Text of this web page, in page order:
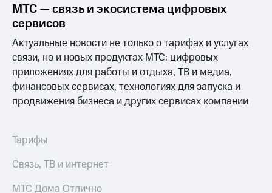
МТС — связь и экосистема цифровых
сервисов
Актуальные новости не только о тарифах и услугах
связи, но и новых продуктах МТС: цифровых
приложениях для работы и отдыха, ТВ и медиа,
финансовых сервисах, технологиях для запуска и
продвижения бизнеса и других сервисах компании
Тарифы
Связь, ТВ и интернет
МТС Дома Отлично